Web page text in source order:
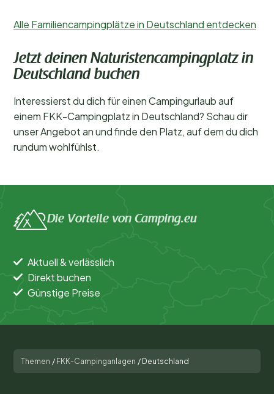
Alle Familiencampingplätze in Deutschland entdecken
Jetzt deinen Naturistencampingplatz in
Deutschland buchen
Interessierst du dich für einen Campingurlaub auf
einem FKK-Campingplatz in Deutschland? Schau dir
unser Angebot an und finde den Platz, auf dem du dich
rundum wohlfühlst.
Die Vorteile von Camping.eu
Aktuell & verlässlich
Direkt buchen
Günstige Preise
Themen / FKK-Campinganlagen / Deutschland